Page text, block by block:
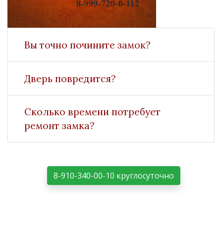
Вы точно почините замок?
Дверь повредится?
Сколько времени потребует
ремонт замка?
8-910-340-00-10 круглосуточно